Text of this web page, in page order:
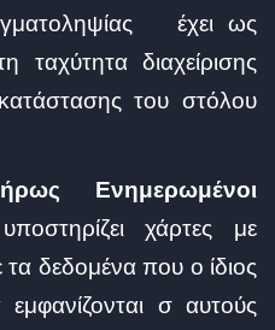
έχει ως
ταχύτητα διαχείρισης
του στόλου
Ενημερωμένοι
χάρτες με
δεδομένα που ο ίδιος
σ αυτούς